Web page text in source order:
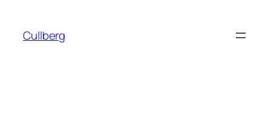
innehåll
Cullberg